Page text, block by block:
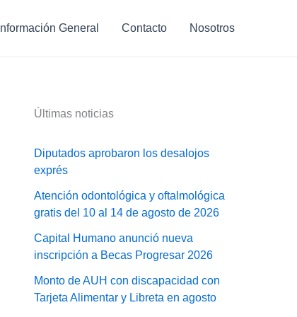
Información General Contacto Nosotros
Últimas noticias
Diputados aprobaron los desalojos
exprés
Atención odontológica y oftalmológica
gratis del 10 al 14 de agosto de 2026
Capital Humano anunció nueva
inscripción a Becas Progresar 2026
Monto de AUH con discapacidad con
Tarjeta Alimentar y Libreta en agosto